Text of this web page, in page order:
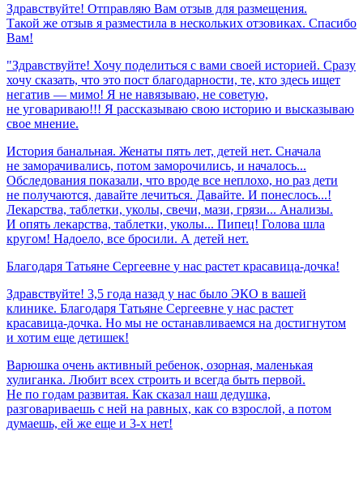
Здравствуйте! Отправляю Вам отзыв для размещения.
Такой же отзыв я разместила в нескольких отзовиках. Спасибо
Вам!
"Здравствуйте! Хочу поделиться с вами своей историей. Сразу
хочу сказать, что это пост благодарности, те, кто здесь ищет
негатив — мимо! Я не навязываю, не советую,
не уговариваю!!! Я рассказываю свою историю и высказываю
свое мнение.
История банальная. Женаты пять лет, детей нет. Сначала
не заморачивались, потом заморочились, и началось...
Обследования показали, что вроде все неплохо, но раз дети
не получаются, давайте лечиться. Давайте. И понеслось...!
Лекарства, таблетки, уколы, свечи, мази, грязи... Анализы.
И опять лекарства, таблетки, уколы... Пипец! Голова шла
кругом! Надоело, все бросили. А детей нет.
Благодаря Татьяне Сергеевне у нас растет красавица-дочка!
Здравствуйте! 3,5 года назад у нас было ЭКО в вашей
клинике. Благодаря Татьяне Сергеевне у нас растет
красавица-дочка. Но мы не останавливаемся на достигнутом
и хотим еще детишек!
Варюшка очень активный ребенок, озорная, маленькая
хулиганка. Любит всех строить и всегда быть первой.
Не по годам развитая. Как сказал наш дедушка,
разговариваешь с ней на равных, как со взрослой, а потом
думаешь, ей же еще и 3-х нет!